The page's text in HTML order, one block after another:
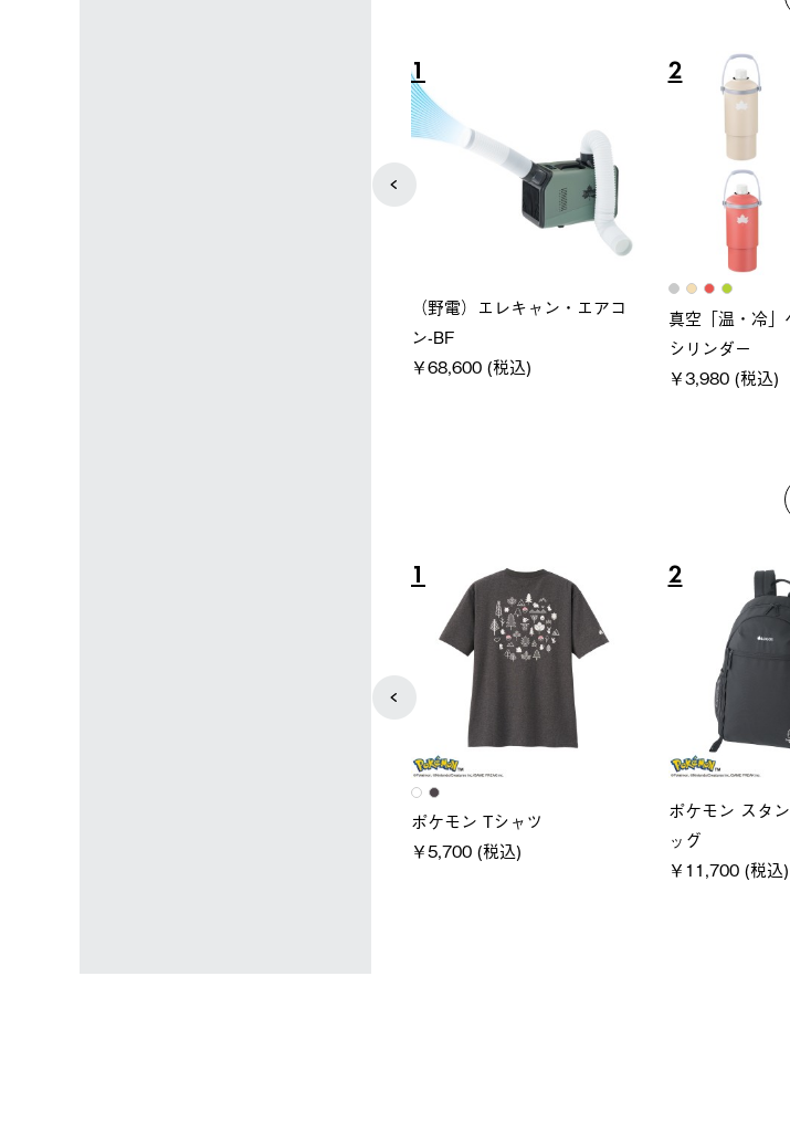
5
ソーラーブロック 風抜きQセ
ットタープ 250-BG
￥21,800 (税込)
6
ソーラーブロ
ットタープ
￥18,800 (税込)
レディース
ノーメイクフーディ
￥5,940 (税込)
6
LOGOS by
テック ボディ
ーツ #35504